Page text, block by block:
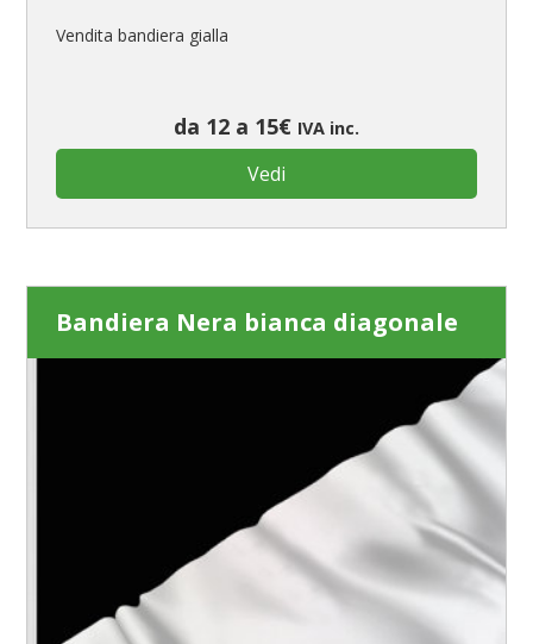
Vendita bandiera gialla
da 12 a 15€ IVA inc.
Vedi
Bandiera Nera bianca diagonale